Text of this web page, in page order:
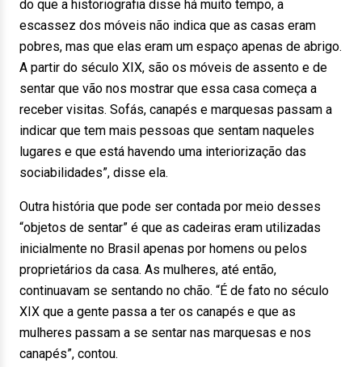
do que a historiografia disse há muito tempo, a
escassez dos móveis não indica que as casas eram
pobres, mas que elas eram um espaço apenas de abrigo.
A partir do século XIX, são os móveis de assento e de
sentar que vão nos mostrar que essa casa começa a
receber visitas. Sofás, canapés e marquesas passam a
indicar que tem mais pessoas que sentam naqueles
lugares e que está havendo uma interiorização das
sociabilidades”, disse ela.
Outra história que pode ser contada por meio desses
“objetos de sentar” é que as cadeiras eram utilizadas
inicialmente no Brasil apenas por homens ou pelos
proprietários da casa. As mulheres, até então,
continuavam se sentando no chão. “É de fato no século
XIX que a gente passa a ter os canapés e que as
mulheres passam a se sentar nas marquesas e nos
canapés”, contou.